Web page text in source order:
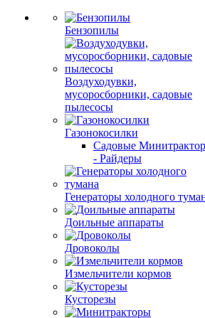
Бензопилы
Воздуходувки,
мусоросборники, cадовые
пылесосы
Газонокосилки
Садовые
- Райдеры
Генераторы холодного
Доильные аппараты
Дровоколы
Измельчители кормов
Кусторезы